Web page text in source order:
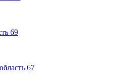
69
67